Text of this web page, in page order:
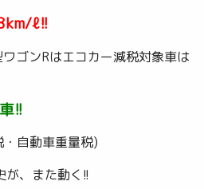
ℓ!!
ゴンRはエコカー減税対象車は
!!
自動車重量税)
、また動く!!